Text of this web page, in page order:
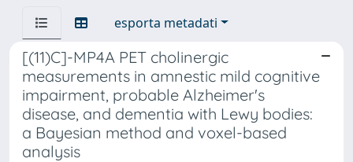
esporta metadati
[(11)C]-MP4A PET cholinergic
measurements in amnestic mild cognitive
impairment, probable Alzheimer's
disease, and dementia with Lewy bodies:
a Bayesian method and voxel-based
analysis